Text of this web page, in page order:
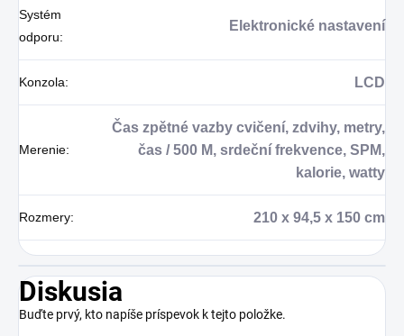
Systém
odporu:
Elektronické nastavení
Konzola: LCD
Merenie:
Čas zpětné vazby cvičení, zdvihy, metry,
čas / 500 M, srdeční frekvence, SPM,
kalorie, watty
Rozmery: 210 x 94,5 x 150 cm
Diskusia
Buďte prvý, kto napíše príspevok k tejto položke.